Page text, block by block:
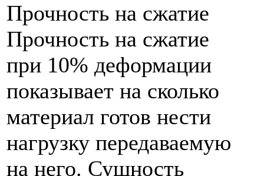
Прочность на сжатие
Прочность на сжатие
при 10% деформации
показывает на сколько
материал готов нести
нагрузку передаваемую
на него. Сущность